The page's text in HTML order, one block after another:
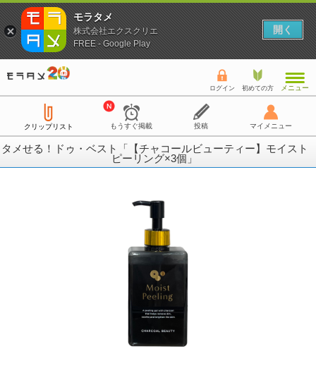
ログイン 初めての方 メニュー
クリップリスト もうすぐ掲載 投稿 マイメニュー
タメせる！ドゥ・ベスト「【チャコールビューティー】モイスト
ピーリング×3個」
モラタメ
株式会社エクスクリエ
FREE - Google Play
開く